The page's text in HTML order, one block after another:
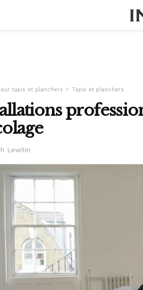
tapis et planchers Tapis et planchers
Lewitin